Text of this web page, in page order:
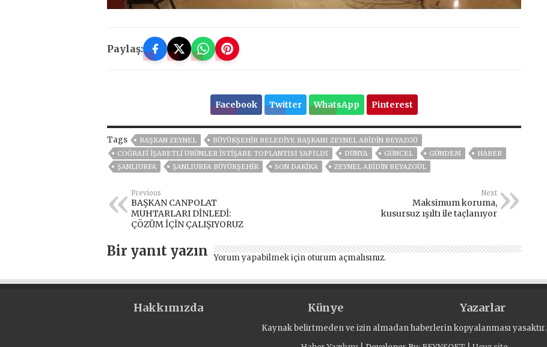
Paylaş:
Facebook Twitter WhatsApp Pinterest
Tags BAŞKAN ZEYNEL
BÜYÜKŞEHIR BELEDIYE BAŞKANI ZEYNEL ABIDIN BEYAZGÜ
COĞRAFİ İŞARETLİ ÜRÜNLER İSTİŞARE TOPLANTISI YAPILDI
DÜNYA GÜNCEL GÜNDEM
HABER
ŞANLIURFA
ŞANLIURFA BÜYÜKŞEHİR SON DAKIKA ZEYNEL ABİDİN BEYAZGÜL
Previous
BAŞKAN CANPOLAT
MUHTARLARI DİNLEDİ:
ÇÖZÜM İÇİN ÇALIŞIYORUZ
Next
Maksimum koruma,
kusursuz ışıltı ile taçlanıyor
Bir yanıt yazın Yorum yapabilmek için oturum açmalısınız.
Hakkımızda Künye Yazarlar
Kaynak belirtmeden ve izin almadan haberlerin kopyalanması yasaktır.